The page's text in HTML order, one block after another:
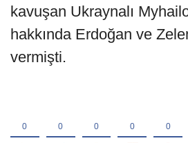
kavuşan Ukraynalı
hakkında Erdoğan ve
vermişti.